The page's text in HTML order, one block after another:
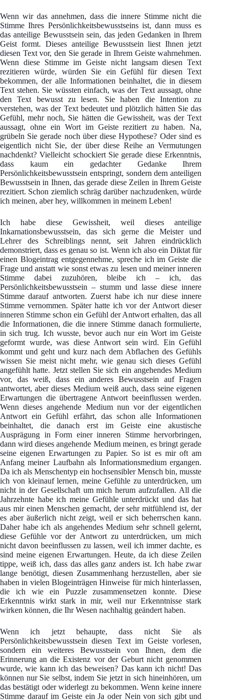
Wenn wir das annehmen, dass die innere Stimme nicht die
Stimme Ihres Persönlichkeitsbewusstseins ist, dann muss es
das anteilige Bewusstsein sein, das jeden Gedanken in Ihrem
Geist formt. Dieses anteilige Bewusstsein liest Ihnen jetzt
diesen Text vor, den Sie gerade in Ihrem Geiste wahrnehmen.
Wenn diese Stimme im Geiste nicht langsam diesen Text
rezitieren würde, würden Sie ein Gefühl für diesen Text
bekommen, der alle Informationen beinhaltet, die in diesem
Text stehen. Sie wüssten einfach, was der Text aussagt, ohne
den Text bewusst zu lesen. Sie haben die Intention zu
verstehen, was der Text bedeutet und plötzlich hätten Sie das
Gefühl, mehr noch, Sie hätten die Gewissheit, was der Text
aussagt, ohne ein Wort im Geiste rezitiert zu haben. Na,
grübeln Sie gerade noch über diese Hypothese? Oder sind es
eigentlich nicht Sie, der über diese Reihe an Vermutungen
nachdenkt? Vielleicht schockiert Sie gerade diese Erkenntnis,
dass kaum ein gedachter Gedanke Ihrem
Persönlichkeitsbewusstsein entspringt, sondern dem anteiligen
Bewusstsein in Ihnen, das gerade diese Zeilen in Ihrem Geiste
rezitiert. Schon ziemlich schräg darüber nachzudenken, würde
ich meinen, aber hey, willkommen in meinem Leben!
Ich habe diese Gewissheit, weil dieses anteilige
Inkarnationsbewusstsein, das sich gerne die Meister und
Lehrer des Schreiblings nennt, seit Jahren eindrücklich
demonstriert, dass es genau so ist. Wenn ich also ein Diktat für
einen Blogeintrag entgegennehme, spreche ich im Geiste die
Frage und anstatt wie sonst etwas zu lesen und meiner inneren
Stimme dabei zuzuhören, bleibe ich – ich, das
Persönlichkeitsbewusstsein – stumm und lasse diese innere
Stimme darauf antworten. Zuerst habe ich nur diese innere
Stimme vernommen. Später hatte ich vor der Antwort dieser
inneren Stimme schon ein Gefühl der Antwort erhalten, das all
die Informationen, die die innere Stimme danach formulierte,
in sich trug. Ich wusste, bevor auch nur ein Wort im Geiste
geformt wurde, was diese Antwort sein wird. Ein Gefühl
kommt und geht und kurz nach dem Abflachen des Gefühls
wissen Sie meist nicht mehr, wie genau sich dieses Gefühl
angefühlt hatte. Jetzt stellen Sie sich ein angehendes Medium
vor, das weiß, dass ein anderes Bewusstsein auf Fragen
antwortet, aber dieses Medium weiß auch, dass seine eigenen
Erwartungen die übertragene Antwort beeinflussen werden.
Wenn dieses angehende Medium nun vor der eigentlichen
Antwort ein Gefühl erfährt, das schon alle Informationen
beinhaltet, die danach erst im Geiste eine akustische
Ausprägung in Form einer inneren Stimme hervorbringen,
dann wird dieses angehende Medium meinen, es bringt gerade
seine eigenen Erwartungen zu Papier. So ist es mir oft am
Anfang meiner Laufbahn als Informationsmedium ergangen.
Da ich als Menschentyp ein hochsensibler Mensch bin, musste
ich von kleinauf lernen, meine Gefühle zu unterdrücken, um
nicht in der Gesellschaft um mich herum aufzufallen. All die
Jahrzehnte habe ich meine Gefühle unterdrückt und das hat
aus mir einen Menschen gemacht, der sehr mitfühlend ist, der
es aber äußerlich nicht zeigt, weil er sich beherrschen kann.
Daher habe ich als angehendes Medium sehr schnell gelernt,
diese Gefühle vor der Antwort zu unterdrücken, um mich
nicht davon beeinflussen zu lassen, weil ich immer dachte, es
sind meine eigenen Erwartungen. Heute, da ich diese Zeilen
tippe, weiß ich, dass das alles ganz anders ist. Ich habe zwar
lange benötigt, diesen Zusammenhang herzustellen, aber sie
haben in vielen Blogeinträgen Hinweise für mich hinterlassen,
die ich wie ein Puzzle zusammensetzen konnte. Diese
Erkenntnis wirkt stark in mir, weil nur Erkenntnisse stark
wirken können, die Ihr Wesen nachhaltig geändert haben.
Wenn ich jetzt behaupte, dass nicht Sie als
Persönlichkeitsbewusstsein diesen Text im Geiste vorlesen,
sondern ein weiteres Bewusstsein von Ihnen, dem die
Erinnerung an die Existenz vor der Geburt nicht genommen
wurde, wie kann ich das beweisen? Das kann ich nicht! Das
können nur Sie selbst, indem Sie jetzt in sich hineinhören, um
das bestätigt oder widerlegt zu bekommen. Wenn keine innere
Stimme darauf im Geiste ein Ja oder Nein von sich gibt und